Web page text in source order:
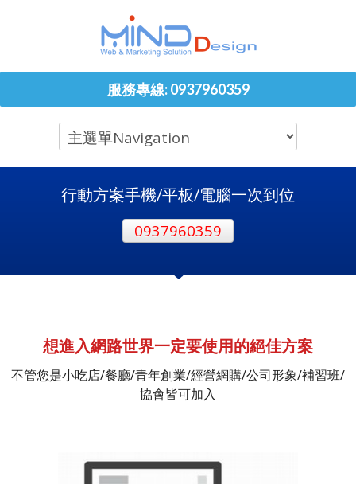
服務專線: 0937960359
行動方案手機/平板/電腦一次到位
0937960359
想進入網路世界一定要使用的絕佳方案
不管您是小吃店/餐廳/青年創業/經營網購/公司形象/補習班/
協會皆可加入